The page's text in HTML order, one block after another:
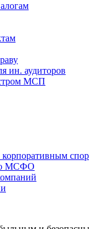
ин. аудиторов
МСП
корпоративным
МСФО